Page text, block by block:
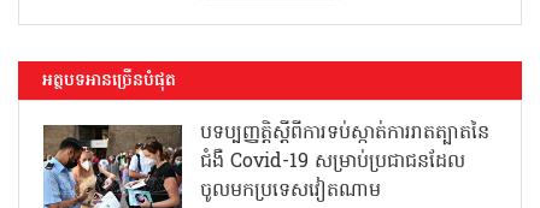
អត្ថបទអានច្រើនបំផុត
បទប្បញ្ញត្តិស្តីពីការទប់ស្កាត់ការរាតត្បាតនៃ
ជំងឺ Covid-19 សម្រាប់ប្រជាជនដែល
ចូលមកប្រទេសវៀតណាម